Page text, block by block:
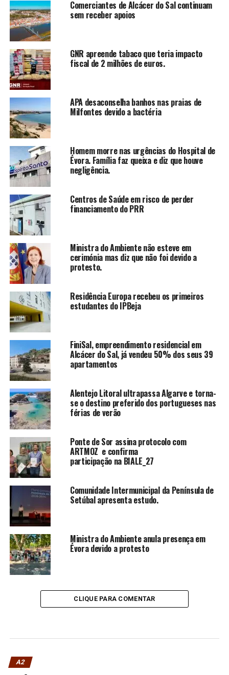
Comerciantes de Alcácer do Sal continuam
sem receber apoios
GNR apreende tabaco que teria impacto
fiscal de 2 milhões de euros.
APA desaconselha banhos nas praias de
Milfontes devido a bactéria
Homem morre nas urgências do Hospital de
Évora. Família faz queixa e diz que houve
negligência.
Centros de Saúde em risco de perder
financiamento do PRR
Ministra do Ambiente não esteve em
cerimónia mas diz que não foi devido a
protesto.
Residência Europa recebeu os primeiros
estudantes do IPBeja
FiniSal, empreendimento residencial em
Alcácer do Sal, já vendeu 50% dos seus 39
apartamentos
Alentejo Litoral ultrapassa Algarve e torna-
se o destino preferido dos portugueses nas
férias de verão
Ponte de Sor assina protocolo com
ARTMOZ e confirma
participação na BIALE_27
Comunidade Intermunicipal da Península de
Setúbal apresenta estudo.
Ministra do Ambiente anula presença em
Évora devido a protesto
CLIQUE PARA COMENTAR
A2